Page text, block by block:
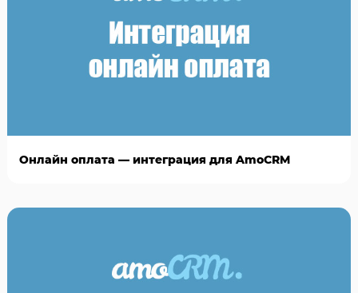
Онлайн оплата — интеграция для AmoCRM